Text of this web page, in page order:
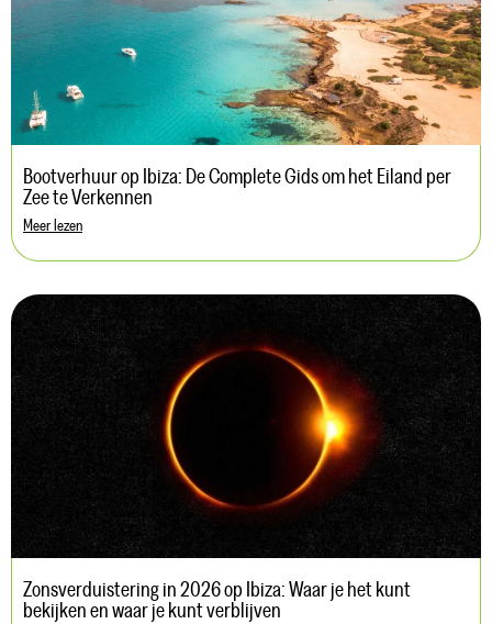
Bootverhuur op Ibiza: De Complete Gids om het Eiland per
Zee te Verkennen
Meer lezen
Zonsverduistering in 2026 op Ibiza: Waar je het kunt
bekijken en waar je kunt verblijven